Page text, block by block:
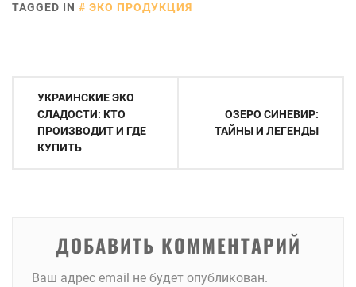
TAGGED IN
ЭКО ПРОДУКЦИЯ
Навигация
записям
УКРАИНСКИЕ ЭКО
СЛАДОСТИ: КТО
ПРОИЗВОДИТ И ГДЕ
КУПИТЬ
ОЗЕРО СИНЕВИР:
ТАЙНЫ И ЛЕГЕНДЫ
ДОБАВИТЬ КОММЕНТАРИЙ
Ваш адрес email не будет опубликован.